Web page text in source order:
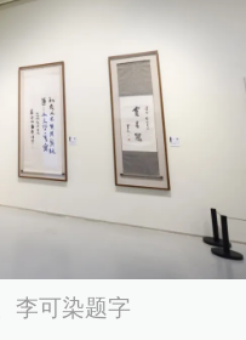
李可染题字